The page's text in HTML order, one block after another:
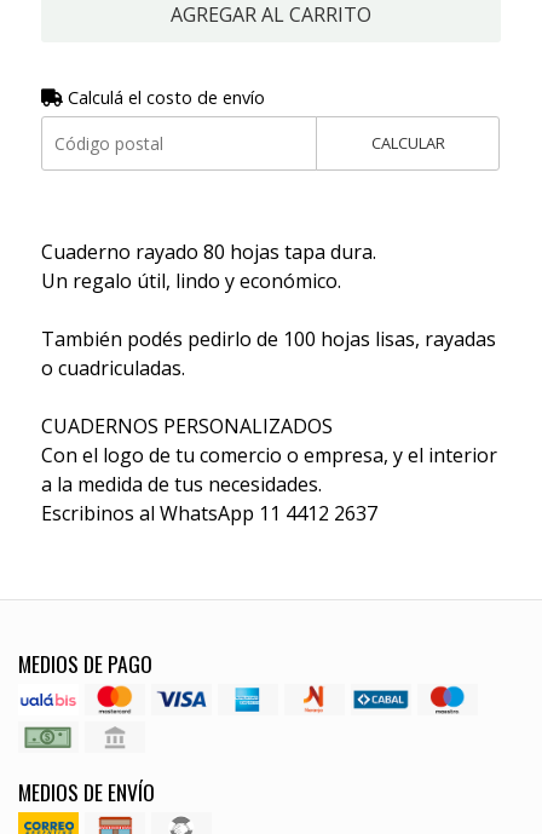
AGREGAR AL CARRITO
Calculá el costo de envío
CALCULAR
Cuaderno rayado 80 hojas tapa dura.
Un regalo útil, lindo y económico.
También podés pedirlo de 100 hojas lisas, rayadas
o cuadriculadas.
CUADERNOS PERSONALIZADOS
Con el logo de tu comercio o empresa, y el interior
a la medida de tus necesidades.
Escribinos al WhatsApp 11 4412 2637
MEDIOS DE PAGO
MEDIOS DE ENVÍO